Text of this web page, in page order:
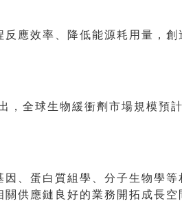
應效率、降低能源耗用量，
全球生物緩衝劑市場規模預
、蛋白質組學、分子生物學
供應鏈良好的業務開拓成長空